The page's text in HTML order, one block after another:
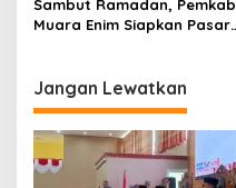
Sambut Ramadan, Pemkab
Muara Enim Siapkan Pasar
Jangan Lewatkan